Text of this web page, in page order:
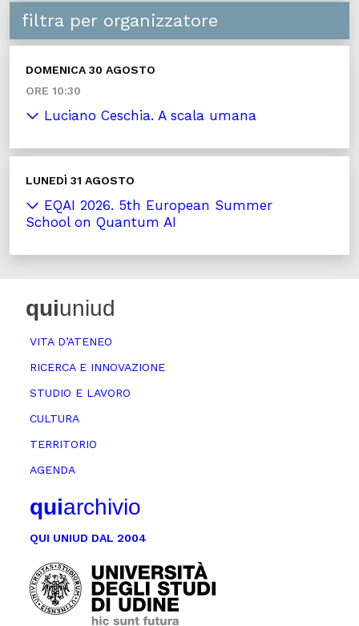
filtra per organizzatore
DOMENICA 30 AGOSTO
ORE 10:30
Luciano Ceschia. A scala umana
LUNEDÌ 31 AGOSTO
EQAI 2026. 5th European Summer
School on Quantum AI
quiuniud
VITA D’ATENEO
RICERCA E INNOVAZIONE
STUDIO E LAVORO
CULTURA
TERRITORIO
AGENDA
quiarchivio
QUI UNIUD DAL 2004